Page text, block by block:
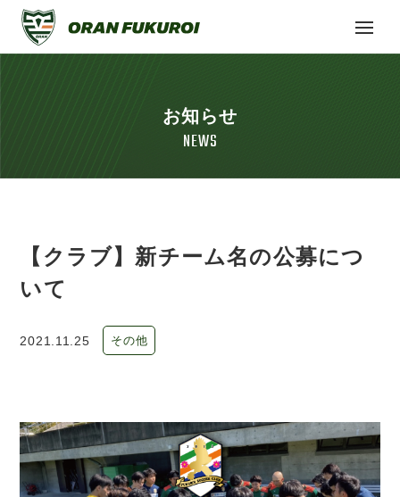
お知らせ
NEWS
【クラブ】新チーム名の公募につ
いて
2021.11.25 その他